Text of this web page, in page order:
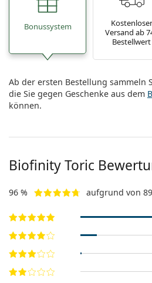
Bonussystem
Kostenloser
Versand ab
Bestellwert
Ab der ersten Bestellung sammeln
die Sie gegen Geschenke aus dem
können.
Biofinity Toric
96 % aufgrund von